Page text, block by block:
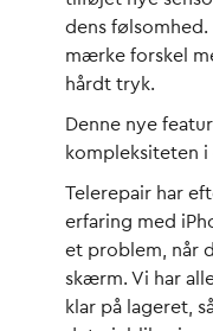
dens
mærke forskel
hårdt tryk.
Denne nye
kompleksiteten i
Telerepair har
erfaring med
et problem, når
skærm. Vi har
klar på lageret,